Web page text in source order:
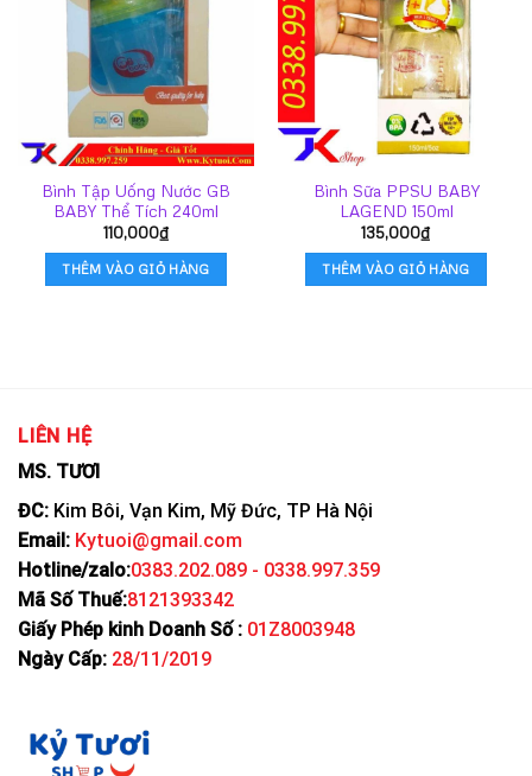
Bình Tập Uống Nước GB
BABY Thể Tích 240ml
110,000₫
THÊM VÀO GIỎ HÀNG
Bình Sữa PPSU BABY
LAGEND 150ml
135,000₫
THÊM VÀO GIỎ HÀNG
LIÊN HỆ
MS. TƯƠI
ĐC: Kim Bôi, Vạn Kim, Mỹ Đức, TP Hà Nội
Email: Kytuoi@gmail.com
Hotline/zalo:0383.202.089 - 0338.997.359
Mã Số Thuế:8121393342
Giấy Phép kinh Doanh Số : 01Z8003948
Ngày Cấp: 28/11/2019